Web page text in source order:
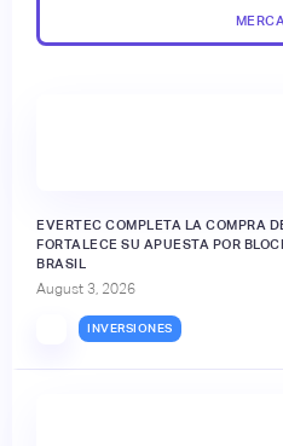
EVERTEC COMPLETA LA COMPRA
FORTALECE SU APUESTA POR
BRASIL
August 3, 2026
INVERSIONES